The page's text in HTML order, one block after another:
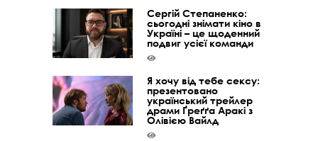
Сергій Степаненко:
сьогодні знімати кіно в
Україні – це щоденний
подвиг усієї команди
Я хочу від тебе сексу:
презентовано
український трейлер
драми Ґреґґа Аракі з
Олівією Вайлд